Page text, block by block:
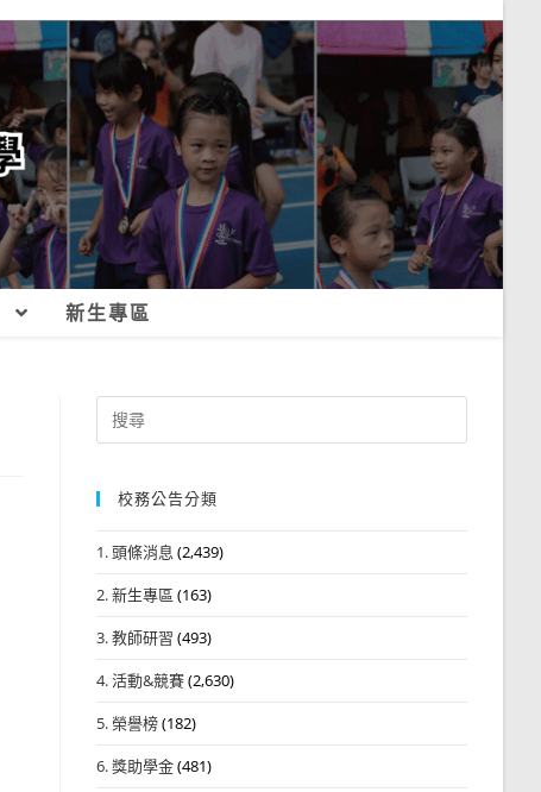
新生專區
Search
for:
校務公告分類
1. 頭條消息 (2,439)
2. 新生專區 (163)
3. 教師研習 (493)
4. 活動&競賽(2,630)
5. 榮譽榜(182)
6. 獎助學金(481)